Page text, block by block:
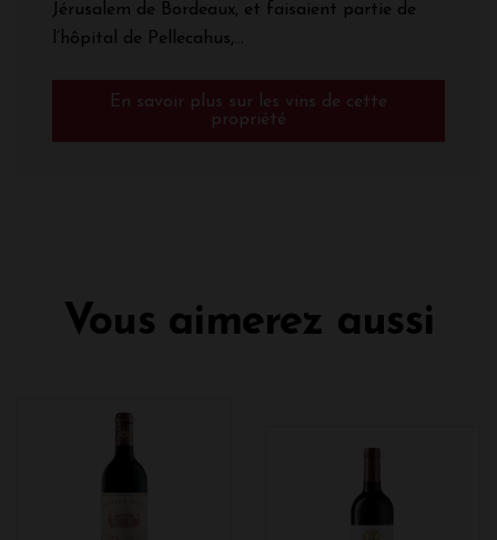
Jérusalem de Bordeaux, et faisaient partie de
l’hôpital de Pellecahus,...
En savoir plus sur les vins de cette
propriété
Vous aimerez aussi